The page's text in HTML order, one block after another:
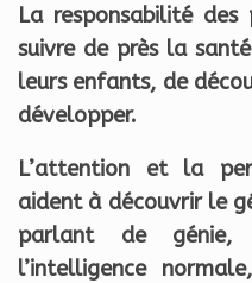
La responsabilité
suivre de près la
leurs enfants, de
développer.
L’attention et la
aident à découvrir le
parlant de génie,
l’intelligence